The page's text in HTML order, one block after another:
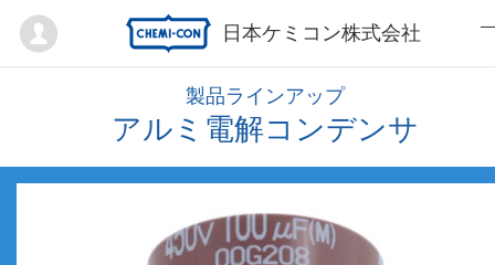
日本ケミコン株式会社
Mypage
製品ラインアップ
アルミ電解コンデンサ